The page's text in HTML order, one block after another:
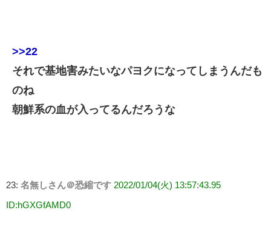
>>22
それで基地害みたいなパヨクになってしまうんだも
のね
朝鮮系の血が入ってるんだろうな
23: 名無しさん＠恐縮です 2022/01/04(火) 13:57:43.95
ID:hGXGfAMD0